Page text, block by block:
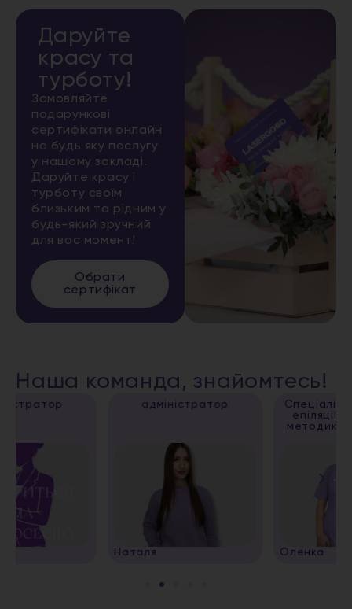
Даруйте
красу та
турботу!
Замовляйте
подарункові
сертифікати онлайн
на будь яку послугу
у нашому закладі.
Даруйте красу і
турботу своїм
близьким та рідним у
будь-який зручний
для вас момент!
Обрати
сертифікат
Наша команда, знайомтесь!
адміністратор
Спеціаліст з лазерної
епіляції, апаратних
методик, косметолог